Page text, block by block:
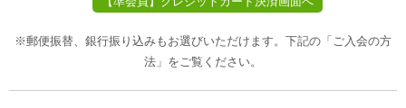
※郵便振替、銀行振り込みもお選びいただけます。下記の「ご入会の方
法」をご覧ください。